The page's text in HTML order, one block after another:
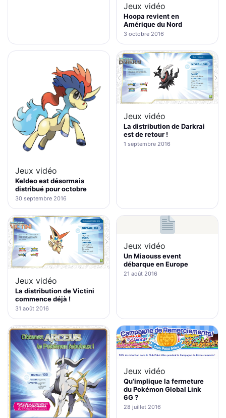
Jeux vidéo
Hoopa revient en
Amérique du Nord
3 octobre 2016
Jeux vidéo
Keldeo est désormais
distribué pour octobre
30 septembre 2016
Jeux vidéo
La distribution de Darkrai
est de retour !
1 septembre 2016
Jeux vidéo
La distribution de Victini
commence déjà !
31 août 2016
Jeux vidéo
Un Miaouss event
débarque en Europe
21 août 2016
Jeux vidéo
Qu’implique la fermeture
du Pokémon Global Link
6G ?
28 juillet 2016